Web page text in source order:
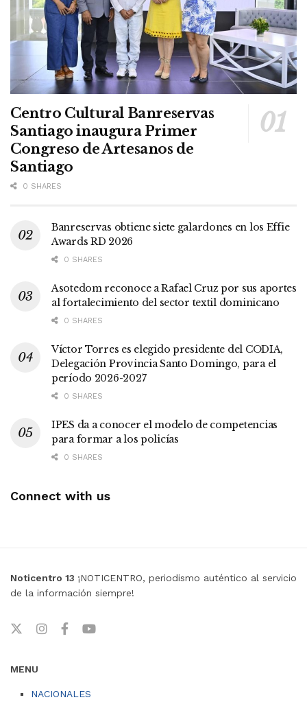
Centro Cultural Banreservas
Santiago inaugura Primer
Congreso de Artesanos de
Santiago
0 SHARES
Banreservas obtiene siete galardones en los Effie
Awards RD 2026
0 SHARES
Asotedom reconoce a Rafael Cruz por sus aportes
al fortalecimiento del sector textil dominicano
0 SHARES
Víctor Torres es elegido presidente del CODIA,
Delegación Provincia Santo Domingo, para el
período 2026-2027
0 SHARES
IPES da a conocer el modelo de competencias
para formar a los policías
0 SHARES
Connect with us
Noticentro 13 ¡NOTICENTRO, periodismo auténtico al servicio
de la información siempre!
MENU
NACIONALES